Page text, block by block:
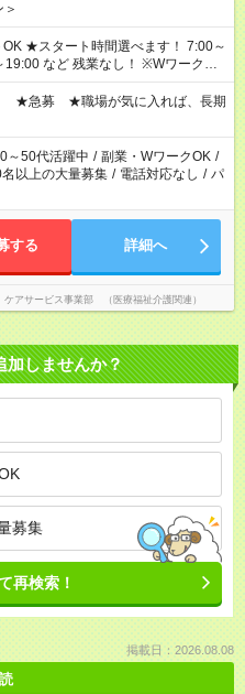
7:00～
ど 残業なし！ ※Wワークの
40時間超の就業はご案内できませ
以上勤務は社会保険への加入対象
日雇い派遣の原則禁止）により、
内が難しい場合があります
★急募 ★職場が気に入れば、長期
～50代活躍中 / 副業・WワークOK /
名以上の大量募集 / 電話対応なし / パ
する 詳細へ
アサービス事業部 （医療福祉介護関連）
加しませんか？
募集
再検索！
掲載日：2026.08.08